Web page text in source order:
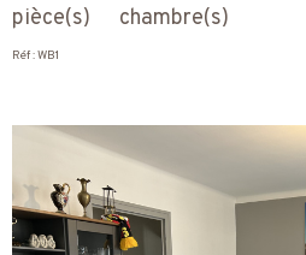
pièce(s) chambre(s)
Réf : WB1